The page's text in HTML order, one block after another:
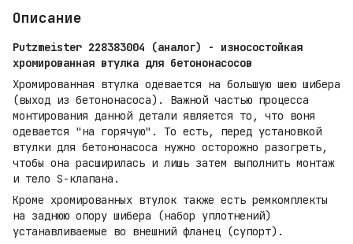
Описание
Putzmeister 228383004 (аналог) - износостойкая
хромированная втулка для бетононасосов
Хромированная втулка одевается на большую шею шибера
(выход из бетононасоса). Важной частью процесса
монтирования данной детали является то, что воня
одевается "на горячую". То есть, перед установкой
втулки для бетононасоса нужно осторожно разогреть,
чтобы она расширилась и лишь затем выполнить монтаж
и тело S-клапана.
Кроме хромированных втулок также есть ремкомплекты
на заднюю опору шибера (набор уплотнений)
устанавливаемые во внешний фланец (супорт).